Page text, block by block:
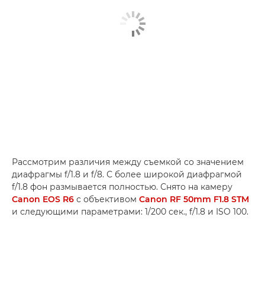
Рассмотрим различия между съемкой со значением
диафрагмы f/1.8 и f/8. С более широкой диафрагмой
f/1.8 фон размывается полностью. Снято на камеру
Canon EOS R6 с объективом Canon RF 50mm F1.8 STM
и следующими параметрами: 1/200 сек., f/1.8 и ISO 100.